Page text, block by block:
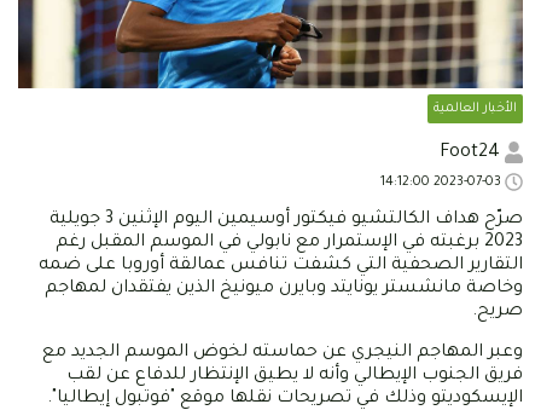
الأخبار العالمية
صرّح هداف الكالتشيو فيكتور أوسيمين اليوم الإثنين 3 جويلية
2023 برغبته في الإستمرار مع نابولي في الموسم المقبل رغم
التقارير الصحفية التي كشفت تنافس عمالقة أوروبا على ضمه
وخاصة مانشستر يونايتد وبايرن ميونيخ الذين يفتقدان لمهاجم
صريح.
وعبر المهاجم النيجري عن حماسته لخوض الموسم الجديد مع
فريق الجنوب الإيطالي وأنه لا يطيق الإنتظار للدفاع عن لقب
الإيسكوديتو وذلك في تصريحات نقلها موقع "فوتبول إيطاليا".